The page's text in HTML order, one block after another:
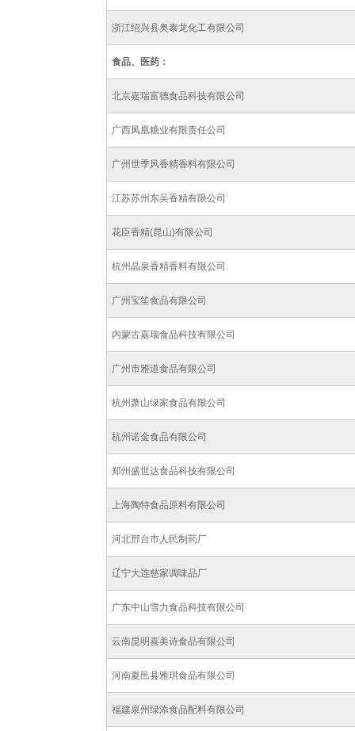
浙江绍兴县奥泰龙化工有限公司
食品、医药：
北京嘉瑞富德食品科技有限公司
广西凤凰糖业有限责任公司
广州世季风香精香料有限公司
江苏苏州东吴香精有限公司
花臣香精(昆山)有限公司
杭州晶泉香精香料有限公司
广州宝笙食品有限公司
内蒙古嘉瑞食品科技有限公司
广州市雅道食品有限公司
杭州萧山绿家食品有限公司
杭州诺金食品有限公司
郑州盛世达食品科技有限公司
上海陶特食品原料有限公司
河北邢台市人民制药厂
辽宁大连慈家调味品厂
广东中山雪力食品科技有限公司
云南昆明喜美诗食品有限公司
河南夏邑县雅琪食品有限公司
福建泉州绿添食品配料有限公司